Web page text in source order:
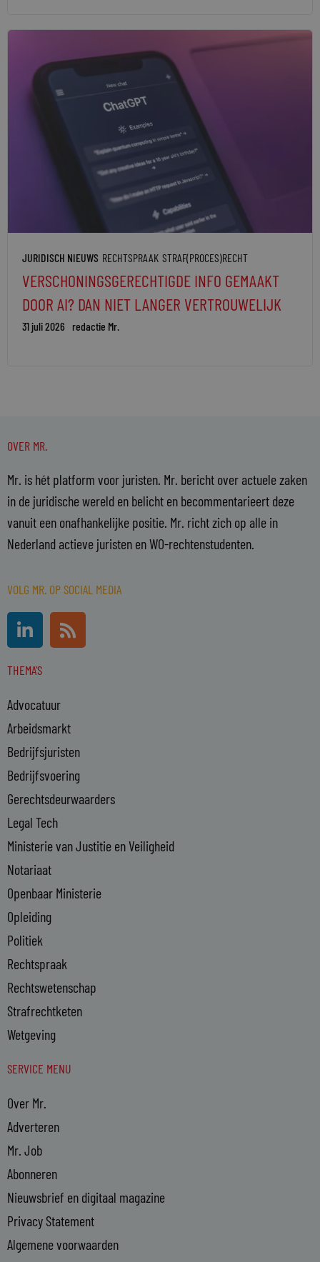
JURIDISCH NIEUWS RECHTSPRAAK STRAF(PROCES)RECHT
VERSCHONINGSGERECHTIGDE INFO GEMAAKT
DOOR AI? DAN NIET LANGER VERTROUWELIJK
31 juli 2026 redactie Mr.
OVER MR.
Mr. is hét platform voor juristen. Mr. bericht over actuele zaken
in de juridische wereld en belicht en becommentarieert deze
vanuit een onafhankelijke positie. Mr. richt zich op alle in
Nederland actieve juristen en WO-rechtenstudenten.
VOLG MR. OP SOCIAL MEDIA
L
i
n
k
d
i
n
-
i
n
R
s
s
THEMA'S
Advocatuur
Arbeidsmarkt
Bedrijfsjuristen
Bedrijfsvoering
Gerechtsdeurwaarders
Legal Tech
Ministerie van Justitie en Veiligheid
Notariaat
Openbaar Ministerie
Opleiding
Politiek
Rechtspraak
Rechtswetenschap
Strafrechtketen
Wetgeving
SERVICE MENU
Over Mr.
Adverteren
Mr. Job
Abonneren
Nieuwsbrief en digitaal magazine
Privacy Statement
Algemene voorwaarden